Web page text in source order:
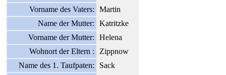
Vorname des Vaters:
Martin
Name der Mutter:
Katritzke
Vorname der Mutter:
Helena
Wohnort der Eltern :
Zippnow
Name des 1. Taufpaten:
Sack